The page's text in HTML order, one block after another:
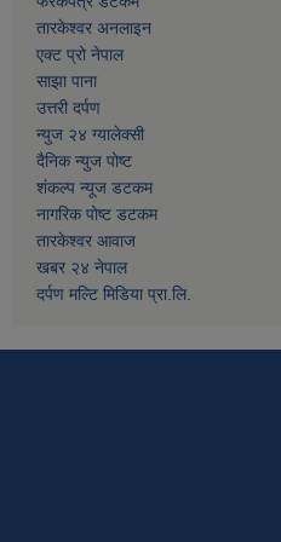
तारकेश्वर अनलाइन
एक्ट प्रो नेपाल
साझा पाना
उत्तरी दर्पण
न्युज २४ ग्यालेक्सी
दैनिक न्युज पोष्ट
शंकल्प न्यूज डटकम
नागरिक पोष्ट डटकम
तारकेश्वर आवाज
खबर २४ नेपाल
दर्पण मल्टि मिडिया प्रा.लि.